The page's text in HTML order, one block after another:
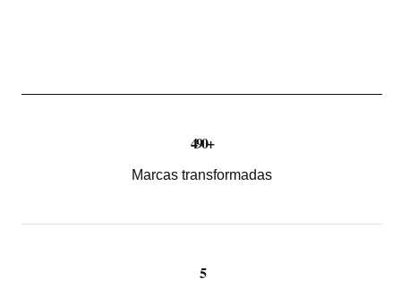
490+
Marcas transformadas
5